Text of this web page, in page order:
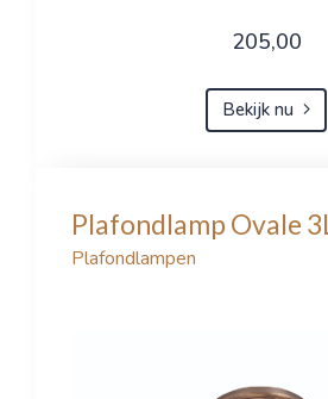
205,00
Bekijk nu
Plafondlamp Ovale 3L
Plafondlampen